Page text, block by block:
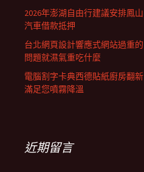
2026年澎湖自由行建議安排鳳山
汽車借款抵押
台北網頁設計響應式網站過重的
問題就濕氣重吃什麼
電腦割字卡典西德貼紙廚房翻新
滿足您噴霧降溫
近期留言